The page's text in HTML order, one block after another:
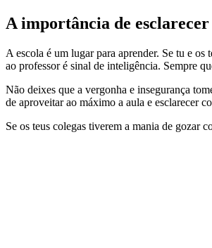
A importância de esclarecer
A escola é um lugar para aprender. Se tu e
ao professor é sinal de inteligência. Sempre
Não deixes que a vergonha e insegurança
de aproveitar ao máximo a aula e esclarecer
Se os teus colegas tiverem a mania de gozar